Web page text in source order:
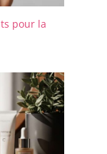
pour la